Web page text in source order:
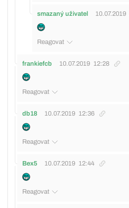
smazaný uživatel 10.07.2019
Reagovat
frankiefcb 10.07.2019 12:28
Reagovat
db18 10.07.2019 12:36
Reagovat
Bex5 10.07.2019 12:44
Reagovat